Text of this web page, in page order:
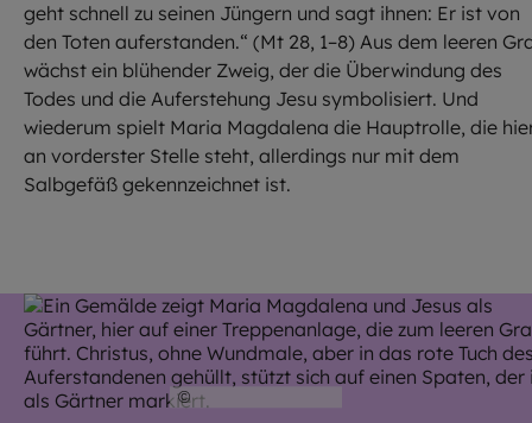
geht schnell zu seinen Jüngern und sagt ihnen: Er ist von
den Toten auferstanden.“ (Mt 28, 1–8) Aus dem leeren
wächst ein blühender Zweig, der die Überwindung des
Todes und die Auferstehung Jesu symbolisiert. Und
wiederum spielt Maria Magdalena die Hauptrolle, die
an vorderster Stelle steht, allerdings nur mit dem
Salbgefäß gekennzeichnet ist.
©